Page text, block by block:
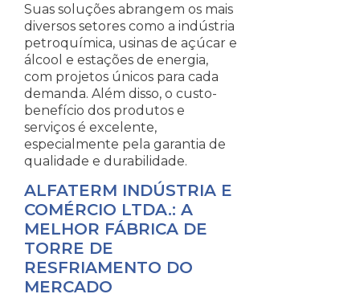
Suas soluções abrangem os mais
diversos setores como a indústria
petroquímica, usinas de açúcar e
álcool e estações de energia,
com projetos únicos para cada
demanda. Além disso, o custo-
benefício dos produtos e
serviços é excelente,
especialmente pela garantia de
qualidade e durabilidade.
ALFATERM INDÚSTRIA E
COMÉRCIO LTDA.: A
MELHOR FÁBRICA DE
TORRE DE
RESFRIAMENTO DO
MERCADO